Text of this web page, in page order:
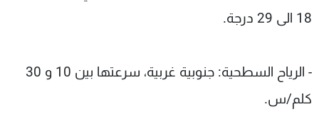
18 الى 29 درجة.
- الرياح السطحية: جنوبية غربية، سرعتها بين 10 و 30
كلم/س.